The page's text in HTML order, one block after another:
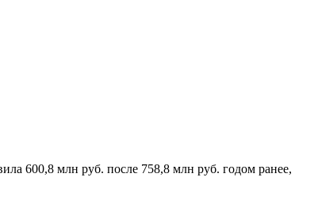
600,8 млн руб. после 758,8 млн руб. годом ранее,